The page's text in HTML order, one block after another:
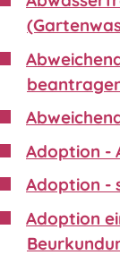
Adoption -
Adoption -
Adoption